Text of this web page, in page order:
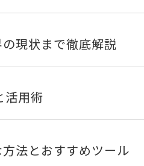
現状まで徹底解説
活用術
法とおすすめツール